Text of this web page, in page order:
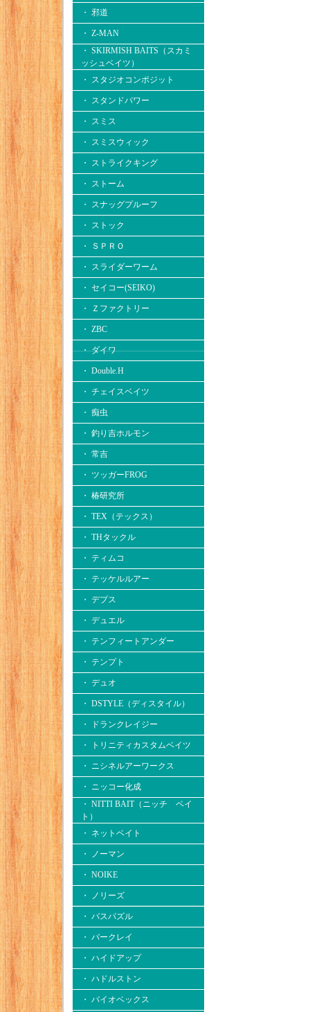
・ 邪道
・ Z-MAN
・ SKIRMISH BAITS（スカミ
ッシュベイツ）
・ スタジオコンポジット
・ スタンドパワー
・ スミス
・ スミスウィック
・ ストライクキング
・ ストーム
・ スナッグプルーフ
・ ストック
・ ＳＰＲＯ
・ スライダーワーム
・ セイコー(SEIKO)
・ Ｚファクトリー
・ ZBC
・ ダイワ
・ Double.H
・ チェイスベイツ
・ 痴虫
・ 釣り吉ホルモン
・ 常吉
・ ツッガーFROG
・ 椿研究所
・ TEX（テックス）
・ THタックル
・ ティムコ
・ テッケルルアー
・ デプス
・ デュエル
・ テンフィートアンダー
・ テンプト
・ デュオ
・ DSTYLE（ディスタイル）
・ ドランクレイジー
・ トリニティカスタムベイツ
・ ニシネルアーワークス
・ ニッコー化成
・ NITTI BAIT（ニッチ ベイ
ト）
・ ネットベイト
・ ノーマン
・ NOIKE
・ ノリーズ
・ バスパズル
・ バークレイ
・ ハイドアップ
・ ハドルストン
・ バイオベックス